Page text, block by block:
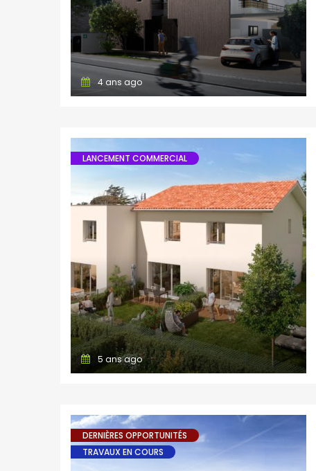
4 ans ago
LANCEMENT COMMERCIAL
5 ans ago
DERNIÈRES OPPORTUNITÉS
TRAVAUX EN COURS